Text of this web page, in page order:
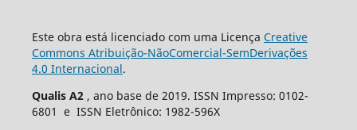
Este obra está licenciado com uma Licença Creative
Commons Atribuição-NãoComercial-SemDerivações
4.0 Internacional.
Qualis A2 , ano base de 2019. ISSN Impresso: 0102-
6801 e ISSN Eletrônico: 1982-596X